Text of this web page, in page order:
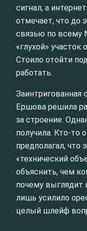
сигнал, а
отмечает, что до
связью по всему
«глухой» участок
Стоило отойти
работать.
Ершова решила
за строение.
получила. Кто-то
предполагал, что
«технический
объяснить, чем
почему
лишь усилило
целый шлейф